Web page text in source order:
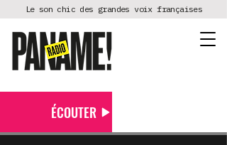
Le son chic des grandes voix françaises
ÉCOUTER